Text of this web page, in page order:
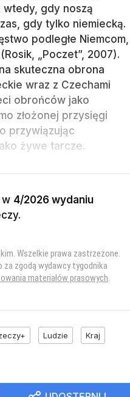
wtedy, gdy noszą
gdy tylko niemiecką.
podległe Niemcom,
„Poczet”, 2007).
skuteczna obrona
wraz z Czechami
obrońców jako
złożonej przysięgi
przywiązując
żywe tarcze.
w 4/2026 wydaniu
.
Wszelkie prawa zastrzeżone.
za zgodą wydawcy tygodnika
materiałów prasowych.
Ludzie Kraj